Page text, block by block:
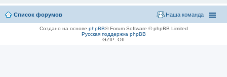
Список форумов Наша команда
Создано на основе phpBB® Forum Software © phpBB Limited
Русская поддержка phpBB
GZIP: Off